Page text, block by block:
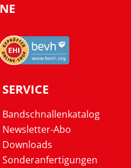
SERVICE
Bandschnallenkatalog
Newsletter-Abo
Downloads
Sonderanfertigungen